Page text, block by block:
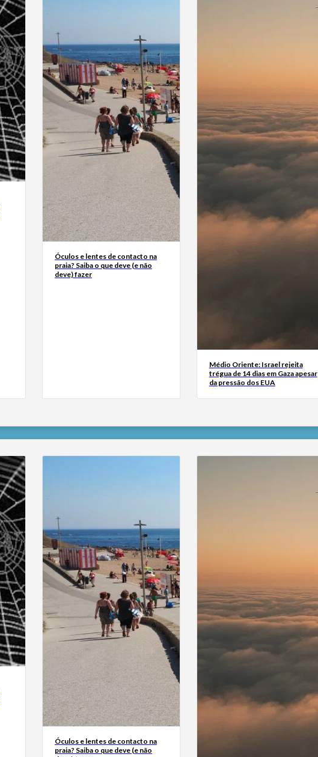
Óculos e lentes de contacto na
praia? Saiba o que deve (e não
deve) fazer
Médio Oriente: Israel rejeita
trégua de 14 dias em Gaza apesar
da pressão dos EUA
Óculos e lentes de contacto na
praia? Saiba o que deve (e não